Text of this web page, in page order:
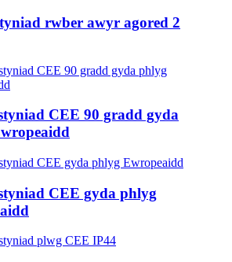
rwber awyr agored 2
CEE 90 gradd gyda
CEE gyda phlyg